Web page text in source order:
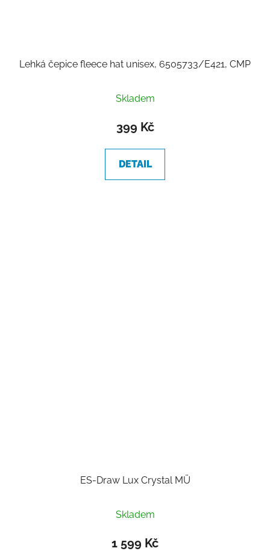
Lehká čepice fleece hat unisex, 6505733/E421, CMP
Skladem
399 Kč
DETAIL
ES-Draw Lux Crystal MÜ
Skladem
1 599 Kč